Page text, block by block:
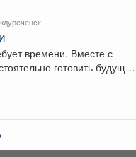
Вместе с
готовить будущие